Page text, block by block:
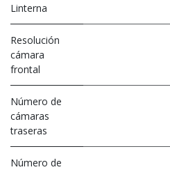
Linterna
Resolución
cámara
frontal
Número de
cámaras
traseras
Número de